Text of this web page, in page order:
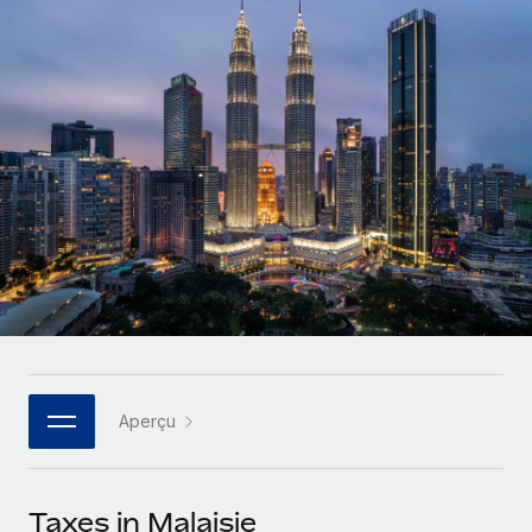
Gestion des freelances
Intégrez et gérez vos freelances partout dans le monde
PEO
Sous-traitez les opérations complexes liées à l’emploi
INFRASTRUCTURE
Intégration Remote
Intégrez vos RH aux flux de travail en toute simplicité
Plateforme
Des fonctions RH clés intégrées pour votre équipe
Connectez n'importe quel outil d’IA à Remote grâce à
notre MCP
Rationalisez vos processus avec des outils essentiels
Examinez notre service par rapport aux autres
CROISSANCE
Start-ups
Des solutions agiles et internationales pour les RH et la
paie des entreprises en pleine croissance
Entreprises intermédiaires
Développez vos équipes avec des solutions RH sur
mesure
Entreprise
Les RH à l’international pour les grandes entreprises
Partenaires stratégiques de la tech
Calculateur de paiement des freelances
Découvrez les devises disponibles et les vitesses de
paiement pour vos freelances internationaux
APPRENDRE AVEC REMOTE
Recherche et guides
Études de cas
Checklists et modèles
Descriptions de postes
Français
Deutsch
Español
Italiano
Português (Portugal)
日本語
한국어
Connexion
Aperçu
Taxes in Malaisie